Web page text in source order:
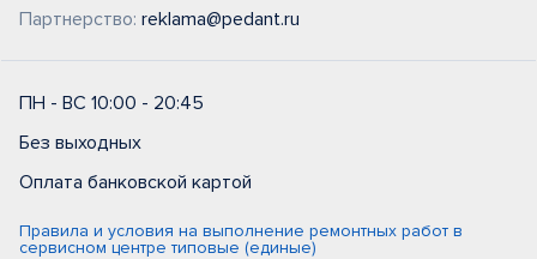
Партнерство: reklama@pedant.ru
ПН - ВС 10:00 - 20:45
Без выходных
Оплата банковской картой
Правила и условия на выполнение ремонтных работ в
сервисном центре типовые (единые)